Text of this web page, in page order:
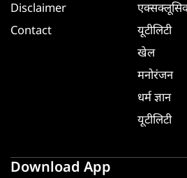
Disclaimer
Contact
यूटीलिटी
खेल
मनोरंजन
धर्म ज्ञान
यूटीलिटी
Download App